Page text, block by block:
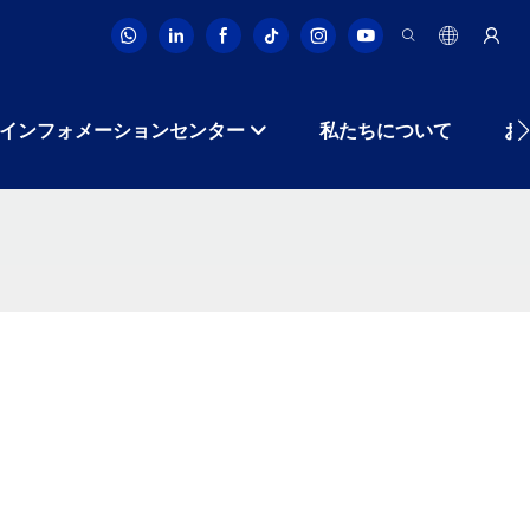
インフォメーションセンター 私たちについて お